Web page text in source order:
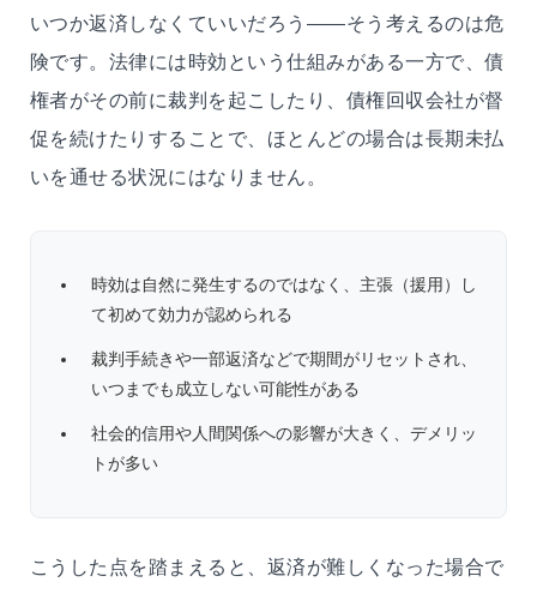
いつか返済しなくていいだろう――そう考えるのは危
険です。法律には時効という仕組みがある一方で、債
権者がその前に裁判を起こしたり、債権回収会社が督
促を続けたりすることで、ほとんどの場合は長期未払
いを通せる状況にはなりません。
時効は自然に発生するのではなく、主張（援用）し
て初めて効力が認められる
裁判手続きや一部返済などで期間がリセットされ、
いつまでも成立しない可能性がある
社会的信用や人間関係への影響が大きく、デメリッ
トが多い
こうした点を踏まえると、返済が難しくなった場合で